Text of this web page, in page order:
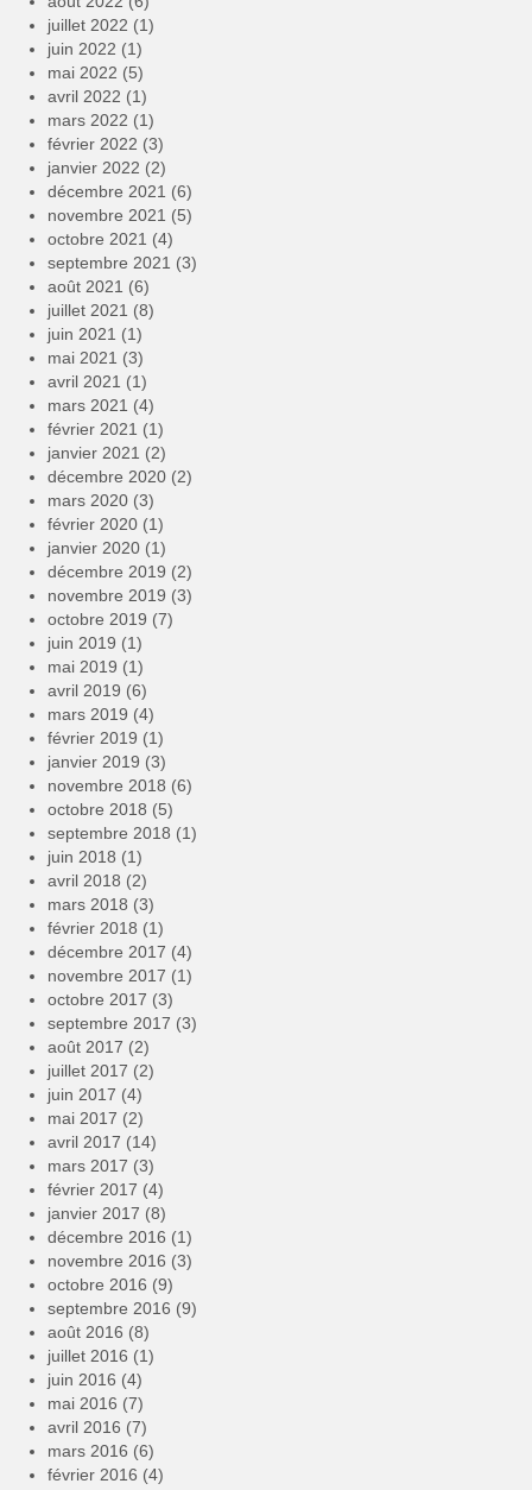
juillet 2022 (1)
juin 2022 (1)
mai 2022 (5)
avril 2022 (1)
mars 2022 (1)
février 2022 (3)
janvier 2022 (2)
décembre 2021 (6)
novembre 2021 (5)
octobre 2021 (4)
septembre 2021 (3)
août 2021 (6)
juillet 2021 (8)
juin 2021 (1)
mai 2021 (3)
avril 2021 (1)
mars 2021 (4)
février 2021 (1)
janvier 2021 (2)
décembre 2020 (2)
mars 2020 (3)
février 2020 (1)
janvier 2020 (1)
décembre 2019 (2)
novembre 2019 (3)
octobre 2019 (7)
juin 2019 (1)
mai 2019 (1)
avril 2019 (6)
mars 2019 (4)
février 2019 (1)
janvier 2019 (3)
novembre 2018 (6)
octobre 2018 (5)
septembre 2018 (1)
juin 2018 (1)
avril 2018 (2)
mars 2018 (3)
février 2018 (1)
décembre 2017 (4)
novembre 2017 (1)
octobre 2017 (3)
septembre 2017 (3)
août 2017 (2)
juillet 2017 (2)
juin 2017 (4)
mai 2017 (2)
avril 2017 (14)
mars 2017 (3)
février 2017 (4)
janvier 2017 (8)
décembre 2016 (1)
novembre 2016 (3)
octobre 2016 (9)
septembre 2016 (9)
août 2016 (8)
juillet 2016 (1)
juin 2016 (4)
mai 2016 (7)
avril 2016 (7)
mars 2016 (6)
février 2016 (4)